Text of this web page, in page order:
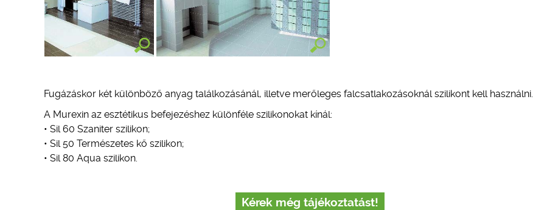
Fugázáskor két különböző anyag találkozásánál, illetve merőleges falcsatlakozásoknál szilikont kell használni.
A Murexin az esztétikus befejezéshez különféle szilikonokat kínál:
• Sil 60 Szaniter szilikon;
• Sil 50 Természetes kő szilikon;
• Sil 80 Aqua szilikon.
Kérek még tájékoztatást!